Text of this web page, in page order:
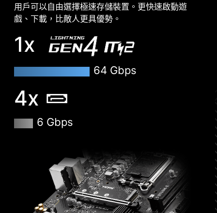
用戶可以自由選擇極速存儲裝置。更快速啟動遊
戲、下載，比敵人更具優勢。
1x
64 Gbps
4x
6 Gbps
診斷軟體。通過該軟體，您可以在電腦上監控作業
系統、主機板、CPU、BIOS…等相關詳細資訊，並
CLICK BIOS 5
主機板所搭載的BIOS調整系統，方便使用，可以從
中獲得遊戲性能、優異的使用效率，甚至挑戰超頻